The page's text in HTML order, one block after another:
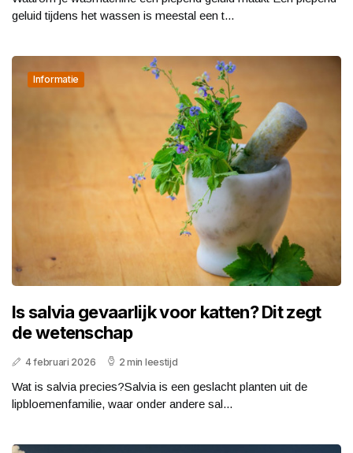
geluid tijdens het wassen is meestal een t...
Informatie
Is salvia gevaarlijk voor katten? Dit zegt
de wetenschap
4 februari 2026 2 min leestijd
Wat is salvia precies?Salvia is een geslacht planten uit de
lipbloemenfamilie, waar onder andere sal...